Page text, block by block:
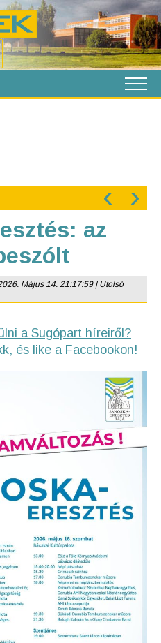
‹ ›
az
Május 14. 21:17:59 | Utolsó
a Sugópart híreiről?
és like a Facebookon!